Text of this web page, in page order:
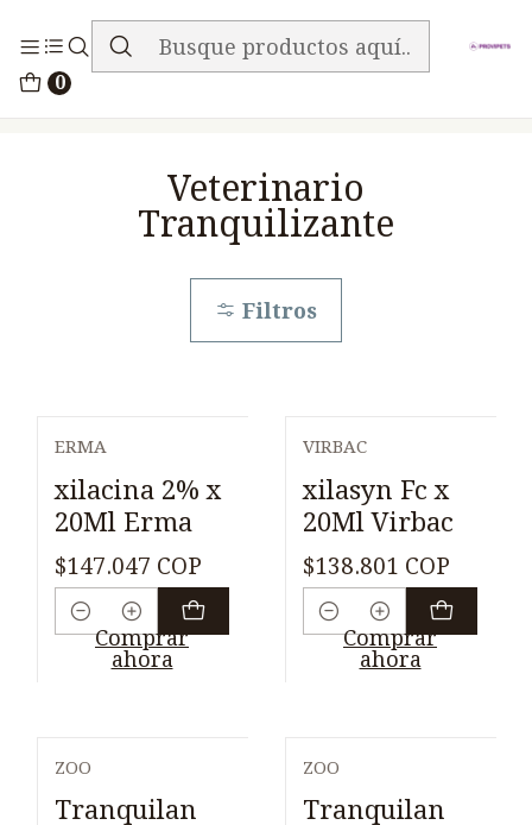
0
ENVIO GRATIS EN TODA LA TIENDA
Veterinario
Tranquilizante
Filtros
ERMA
xilacina 2% x
20Ml Erma
$147.047 COP
Cantidad
Comprar
ahora
VIRBAC
xilasyn Fc x
20Ml Virbac
$138.801 COP
Cantidad
Comprar
ahora
ZOO
Tranquilan
ZOO
Tranquilan